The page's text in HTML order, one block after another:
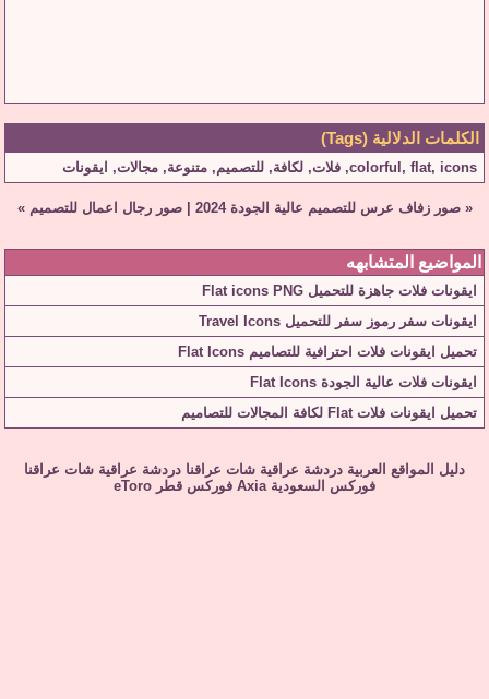
الكلمات الدلالية (Tags)
colorful , flat, icons
, فلات, لكافة, للتصميم, متنوعة, مجالات, ايقونات
« صور زفاف عرس للتصميم عالية الجودة 2024 |صور رجال اعمال للتصميم »
المواضيع المتشابهه
ايقونات فلات جاهزة للتحميل Flat icons PNG
ايقونات سفر رموز سفر للتحميل Travel Icons
تحميل ايقونات فلات احترافية للتصاميم Flat Icons
ايقونات فلات عالية الجودة Flat Icons
تحميل ايقونات فلات Flat لكافة المجالات للتصاميم
دليل المواقع العربية دردشة عراقية شات عراقنا دردشة عراقية شات عراقنا
فوركس السعودية Axia فوركس قطر eToro